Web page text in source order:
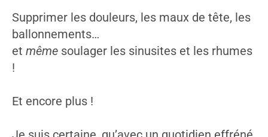
Supprimer les douleurs, les maux de tête, les
ballonnements…
et même soulager les sinusites et les rhumes
!
Et encore plus !